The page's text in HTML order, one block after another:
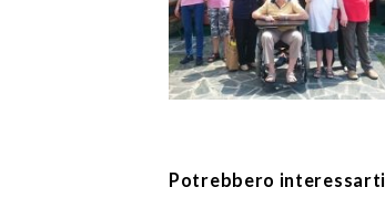
Potrebbero interessarti